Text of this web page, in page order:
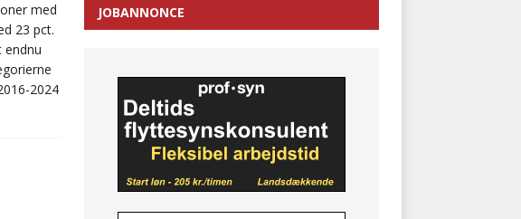
i
med
23 pct.
endnu
2024
JOBANNONCE